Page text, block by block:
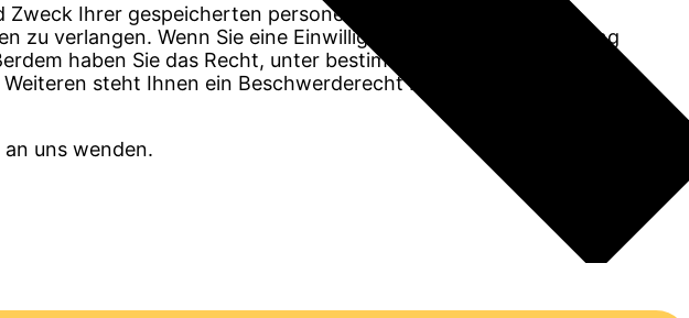
Ihrer gespeicherten personenbezogenen Daten zu
zu verlangen. Wenn Sie eine Einwilligung zur Datenverarbeitung
haben Sie das Recht, unter bestimmten Umständen die
steht Ihnen ein Beschwerderecht bei der zuständigen
uns wenden.